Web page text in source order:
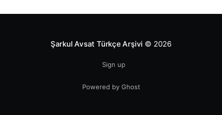
Şarkul Avsat Türkçe Arşivi © 2026
Sign up
Powered by Ghost